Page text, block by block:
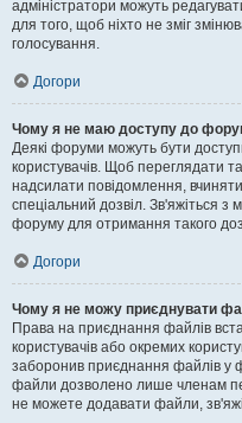
адміністратори можуть
для того, щоб ніхто не зміг
голосування.
Догори
Чому я не маю доступу до
Деякі форуми можуть бути
користувачів. Щоб переглядати
надсилати повідомлення,
спеціальний дозвіл. Зв'яжіться
форуму для отримання такого
Догори
Чому я не можу приєднувати
Права на приєднання файлів
користувачів або окремих
заборонив приєднання файлів у
файли дозволено лише членам
не можете додавати файли,